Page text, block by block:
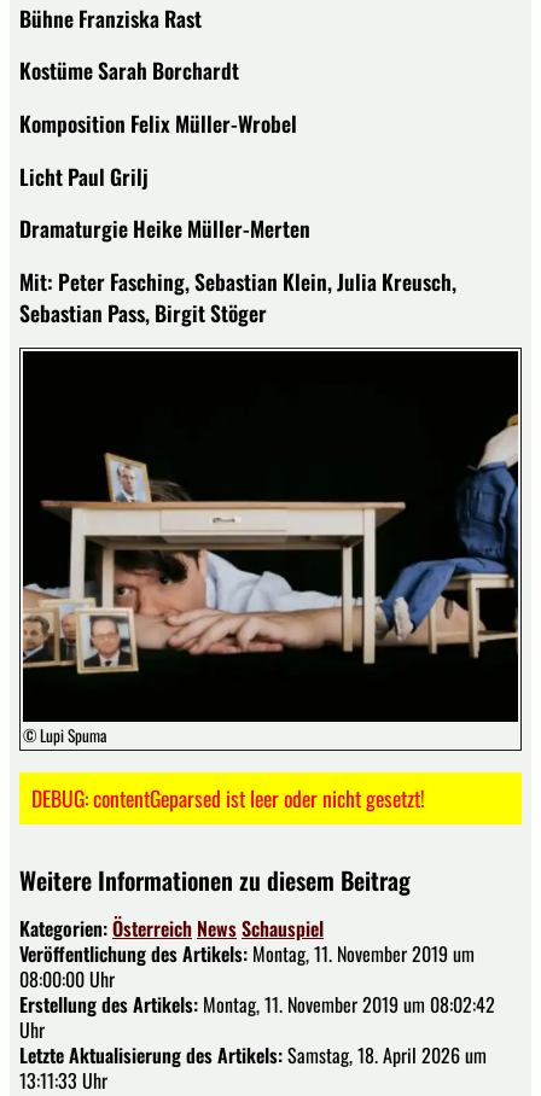
Bühne Franziska Rast
Kostüme Sarah Borchardt
Komposition Felix Müller-Wrobel
Licht Paul Grilj
Dramaturgie Heike Müller-Merten
Mit: Peter Fasching, Sebastian Klein, Julia Kreusch,
Sebastian Pass, Birgit Stöger
© Lupi Spuma
DEBUG: contentGeparsed ist leer oder nicht gesetzt!
Weitere Informationen zu diesem Beitrag
Kategorien:Österreich NewsSchauspiel
Veröffentlichung des Artikels: Montag, 11. November 2019 um
08:00:00 Uhr
Erstellung des Artikels: Montag, 11. November 2019 um 08:02:42
Uhr
Letzte Aktualisierung des Artikels:Samstag, 18. April 2026 um
13:11:33 Uhr